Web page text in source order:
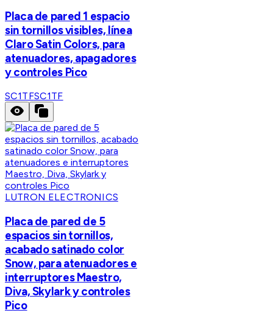
Placa de pared 1 espacio
sin tornillos visibles, línea
Claro Satin Colors, para
atenuadores, apagadores
y controles Pico
SC1TFSC1TF
LUTRON ELECTRONICS
Placa de pared de 5
espacios sin tornillos,
acabado satinado color
Snow, para atenuadores e
interruptores Maestro,
Diva, Skylark y controles
Pico